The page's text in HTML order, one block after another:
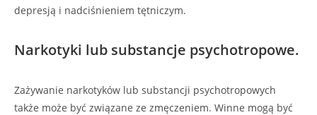
depresją i nadciśnieniem tętniczym.
Narkotyki lub substancje psychotropowe.
Zażywanie narkotyków lub substancji psychotropowych
także może być związane ze zmęczeniem. Winne mogą być